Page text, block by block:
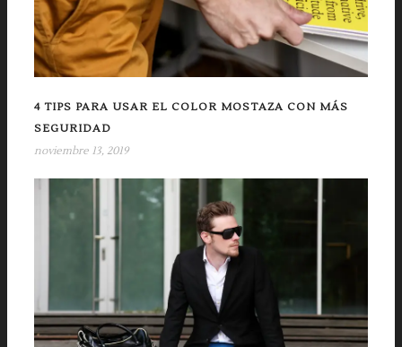
4 TIPS PARA USAR EL COLOR MOSTAZA CON MÁS
SEGURIDAD
noviembre 13, 2019